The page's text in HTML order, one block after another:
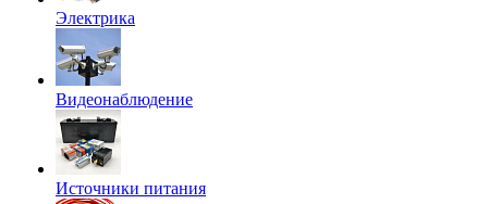
Электрика
Видеонаблюдение
Источники питания